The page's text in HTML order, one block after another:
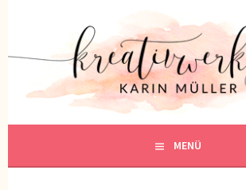
KREATIV SEIN
MENÜ